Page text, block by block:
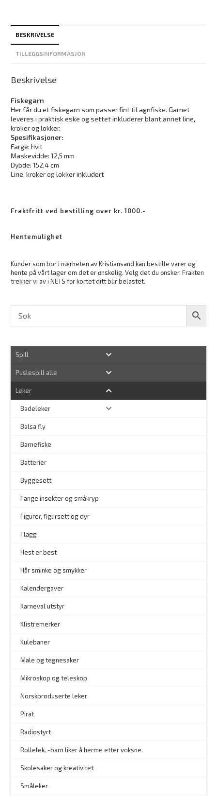
BESKRIVELSE
TILLEGGSINFORMASJON
Beskrivelse
Fiskegarn
Her får du et fiskegarn som passer fint til agnfiske. Garnet
leveres i praktisk eske og settet inkluderer blant annet line,
kroker og lokker.
Spesifikasjoner:
Farge: hvit
Maskevidde: 12,5 mm
Dybde: 152,4 cm
Line, kroker og lokker inkludert
Fraktfritt ved bestilling over kr. 1000.-
Hentemulighet
Kunder som bor i nærheten av Kristiansand kan bestille varer og
hente på vårt lager om det er ønskelig. Velg det du ønsker. Frakten
trekker vi av i NETS før kortet ditt blir belastet.
Spill
Puslespill alle
Leker
Badeleker
Balsa fly
Barnefiske
Batterier
Byggesett
Fange insekter og småkryp
Figurer, figursett og dyr
Flagg
Hest er best
Hår sminke og smykker
Kalendergaver
Karneval utstyr
Klistremerker
Kulebaner
Male og tegnesaker
Mikroskop og teleskop
Norskproduserte leker
Pirat
Radiostyrt
Rollelek. -barn liker å herme etter voksne.
Skolesaker og kreativitet
Småleker